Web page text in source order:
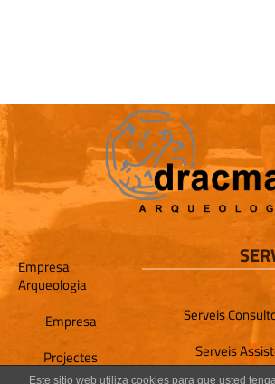
Empresa
Arqueologia
Empresa
Projectes
Serveis
Serveis
Este sitio web utiliza cookies para que usted